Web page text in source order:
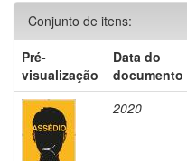
Conjunto de itens:
Pré-
visualização
Data do
documento
2020